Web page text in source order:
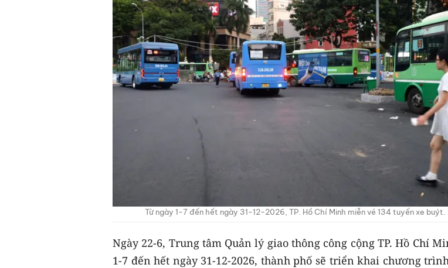
Từ ngày 1-7 đến hết ngày 31-12-2026, TP. Hồ Chí Minh miễn vé 134 tuyến xe buýt.
Ngày 22-6, Trung tâm Quản lý giao thông công cộng TP. Hồ Chí
1-7 đến hết ngày 31-12-2026, thành phố sẽ triển khai chương